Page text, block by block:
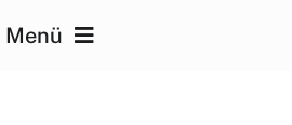
Menü